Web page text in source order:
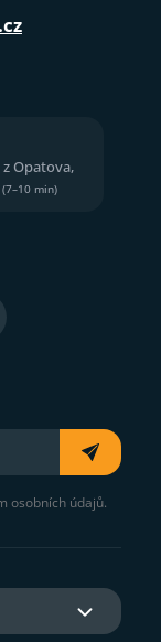
z Opatova,
(7–10 min)
osobních údajů.